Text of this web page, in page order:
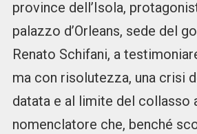
province dell’Isola,
palazzo d’Orleans, sede del
Renato Schifani, a
ma con risolutezza, una crisi
datata e al limite del collasso
nomenclatore che, benché